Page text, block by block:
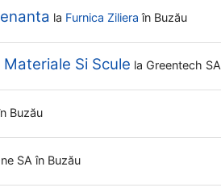
la Furnica Ziliera în Buzău
Si Scule la Greentech SA
Buzău
SA în Buzău